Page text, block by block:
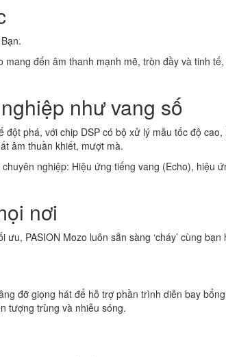
đến âm thanh mạnh mẽ, tròn đầy và tinh
như vang số
phá, với chip DSP có bộ xử lý mẫu tốc độ
âm thuần khiết, mượt mà.
nghiệp: Hiệu ứng tiếng vang (Echo), hiệu
nơi
PASION Mozo luôn sẵn sàng ‘cháy’ cùng
đỡ giọng hát để hỗ trợ phần trình diễn bay
tượng trùng và nhiễu sóng.